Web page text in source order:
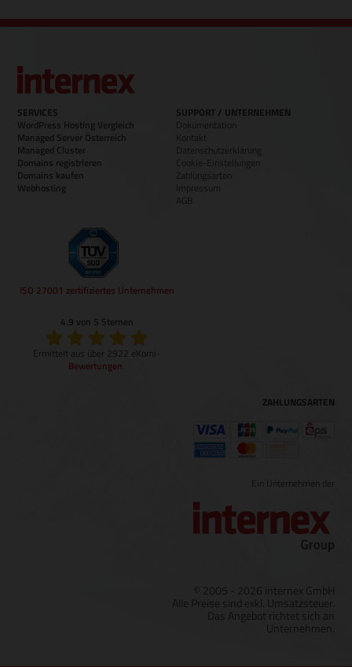
SERVICES
WordPress Hosting Vergleich
Managed Server Österreich
Managed Cluster
Domains registrieren
Domains kaufen
Webhosting
SUPPORT / UNTERNEHMEN
Dokumentation
Kontakt
Datenschutzerklärung
Cookie-Einstellungen
Zahlungsarten
Impressum
AGB
ISO 27001 zertifiziertes Unternehmen
4.9 von 5 Sternen
Ermittelt aus über 2922 eKomi-
Bewertungen
ZAHLUNGSARTEN
Ein Unternehmen der
© 2005 - 2026 internex GmbH
Alle Preise sind exkl. Umsatzsteuer.
Das Angebot richtet sich an
Unternehmen.